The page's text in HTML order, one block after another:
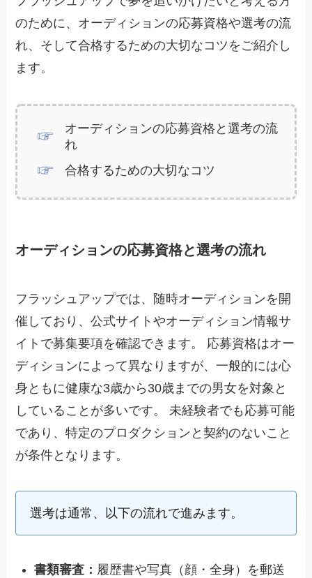
のために、オーディションの応募資格や選考の流
れ、そして合格するための大切なコツをご紹介し
ます。
オーディションの応募資格と選考の流
れ
合格するための大切なコツ
オーディションの応募資格と選考の流れ
フラッシュアップでは、随時オーディションを開
催しており、公式サイトやオーディション情報サ
イトで募集要項を確認できます。 応募資格はオー
ディションによって異なりますが、一般的には心
身ともに健康な3歳から30歳までの男女を対象と
していることが多いです。 未経験者でも応募可能
であり、特定のプロダクションと契約のないこと
が条件となります。
選考は通常、以下の流れで進みます。
書類審査： 履歴書や写真（顔・全身）を郵送